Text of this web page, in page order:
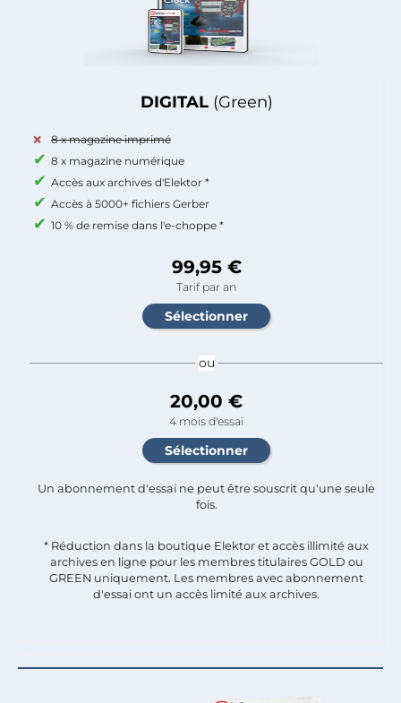
DIGITAL (Green)
8 x magazine imprimé
8 x magazine numérique
Accès aux archives d'Elektor *
Accès à 5000+ fichiers Gerber
10 % de remise dans l'e-choppe *
99,95 €
Tarif par an
ou
20,00 €
4 mois d'essai
Un abonnement d'essai ne peut être souscrit qu'une seule
fois.​
* Réduction dans la boutique Elektor et accès illimité aux
archives en ligne pour les membres titulaires GOLD ou
GREEN uniquement. Les membres avec abonnement
d'essai ont un accès limité aux archives.